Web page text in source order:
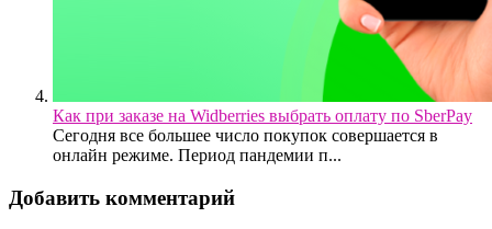
Как при заказе на Widberries выбрать оплату по SberPay
Сегодня все большее число покупок совершается в
онлайн режиме. Период пандемии п...
Добавить комментарий